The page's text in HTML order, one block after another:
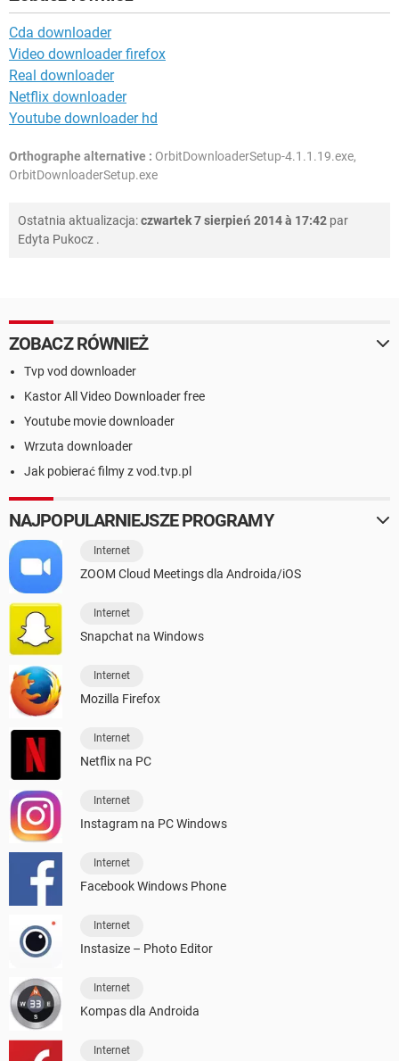
Cda downloader
Video downloader firefox
Real downloader
Netflix downloader
Youtube downloader hd
Orthographe alternative : OrbitDownloaderSetup-4.1.1.19.exe,
OrbitDownloaderSetup.exe
Ostatnia aktualizacja:czwartek 7 sierpień 2014 à 17:42 par
Edyta Pukocz .
ZOBACZ RÓWNIEŻ
Tvp vod downloader
Kastor All Video Downloader free
Youtube movie downloader
Wrzuta downloader
Jak pobierać filmy z vod.tvp.pl
NAJPOPULARNIEJSZE PROGRAMY
Internet
ZOOM Cloud Meetings dla Androida/iOS
Internet
Snapchat na Windows
Internet
Mozilla Firefox
Internet
Netflix na PC
Internet
Instagram na PC Windows
Internet
Facebook Windows Phone
Internet
Instasize – Photo Editor
Internet
Kompas dla Androida
Internet